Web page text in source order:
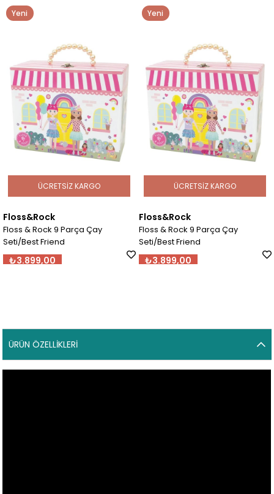
Floss&Rock
Floss & Rock 9 Parça Çay
Seti/Best Friend
₺3.899,00
ÜCRETSIZ KARGO
Yeni
Floss&Rock
Floss & Rock 9 Parça Çay
Seti/Best Friend
₺3.899,00
ÜCRETSIZ KARGO
Yeni
ÜRÜN ÖZELLIKLERI